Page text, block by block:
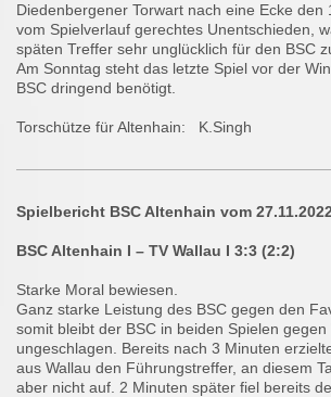
Diedenbergener Torwart nach eine Ecke den
vom Spielverlauf gerechtes Unentschieden,
späten Treffer sehr unglücklich für den BSC
Am Sonntag steht das letzte Spiel vor der
BSC dringend benötigt.
Torschütze für Altenhain: K.Singh
Spielbericht BSC Altenhain vom 27.11.2022
BSC Altenhain I – TV Wallau I 3:3 (2:2)
Starke Moral bewiesen.
Ganz starke Leistung des BSC gegen den
somit bleibt der BSC in beiden Spielen gegen
ungeschlagen. Bereits nach 3 Minuten
aus Wallau den Führungstreffer, an diesem
aber nicht auf. 2 Minuten später fiel bereits